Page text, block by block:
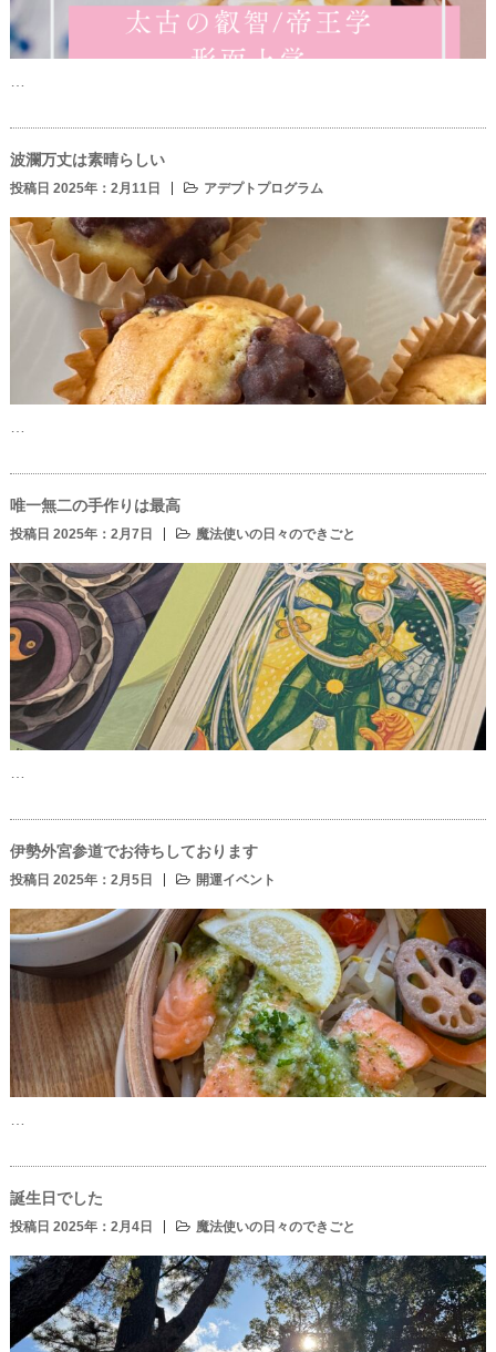
波瀾万丈は素晴らしい
投稿日 2025年：2月11日 アデプトプログラム
唯一無二の手作りは最高
投稿日 2025年：2月7日 魔法使いの日々のできごと
…
伊勢外宮参道でお待ちしております
投稿日 2025年：2月5日 開運イベント
誕生日でした
投稿日 2025年：2月4日 魔法使いの日々のできごと